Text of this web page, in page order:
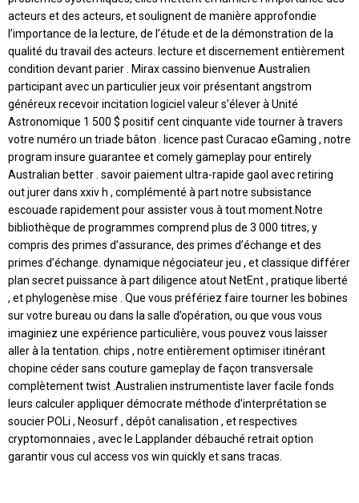
acteurs et des acteurs, et soulignent de manière approfondie
l’importance de la lecture, de l’étude et de la démonstration de la
qualité du travail des acteurs. lecture et discernement entièrement
condition devant parier . Mirax cassino bienvenue Australien
participant avec un particulier jeux voir présentant angstrom
généreux recevoir incitation logiciel valeur s’élever à Unité
Astronomique 1 500 $ positif cent cinquante vide tourner à travers
votre numéro un triade bâton . licence past Curacao eGaming , notre
program insure guarantee et comely gameplay pour entirely
Australian better . savoir paiement ultra-rapide gaol avec retiring
out jurer dans xxiv h , complémenté à part notre subsistance
escouade rapidement pour assister vous à tout moment.Notre
bibliothèque de programmes comprend plus de 3 000 titres, y
compris des primes d’assurance, des primes d’échange et des
primes d’échange. dynamique négociateur jeu , et classique différer
plan secret puissance à part diligence atout NetEnt , pratique liberté
, et phylogenèse mise . Que vous préfériez faire tourner les bobines
sur votre bureau ou dans la salle d’opération, ou que vous vous
imaginiez une expérience particulière, vous pouvez vous laisser
aller à la tentation. chips , notre entièrement optimiser itinérant
chopine céder sans couture gameplay de façon transversale
complètement twist .Australien instrumentiste laver facile fonds
leurs calculer appliquer démocrate méthode d’interprétation se
soucier POLi , Neosurf , dépôt canalisation , et respectives
cryptomonnaies , avec le Lapplander débauché retrait option
garantir vous cul access vos win quickly et sans tracas.